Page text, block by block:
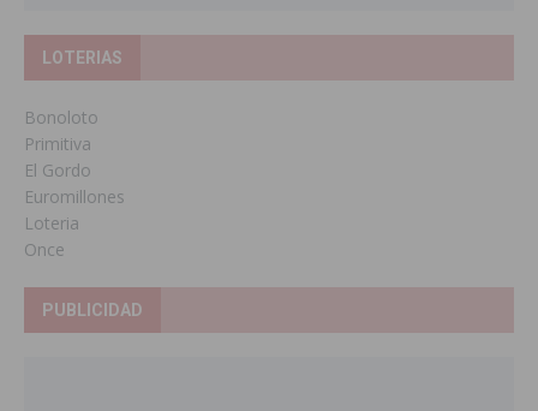
LOTERIAS
Bonoloto
Primitiva
El Gordo
Euromillones
Loteria
Once
PUBLICIDAD